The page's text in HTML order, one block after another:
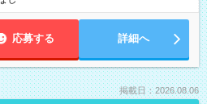
応募する 詳細へ
掲載日：2026.08.06